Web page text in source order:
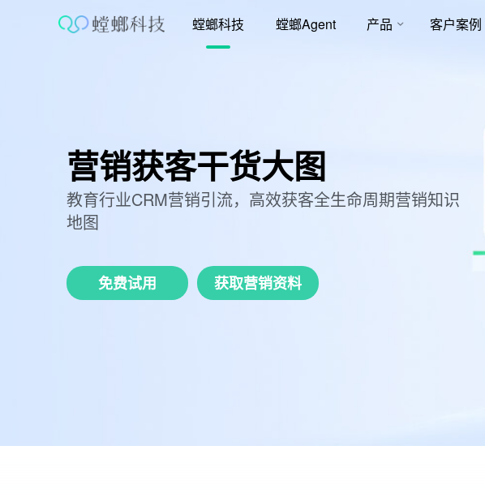
螳螂科技 螳螂Agent 产品 客户案例
营销获客干货大图
教育行业CRM营销引流，高效获客全生命周期营销知识
地图
免费试用 获取营销资料